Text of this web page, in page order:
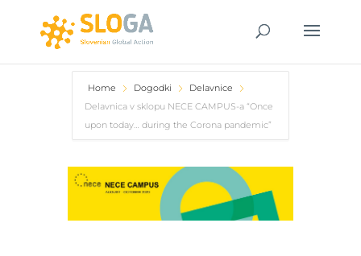
Home Dogodki
Delavnice
Delavnica v sklopu NECE CAMPUS-a “Once
upon today… during the Corona pandemic”